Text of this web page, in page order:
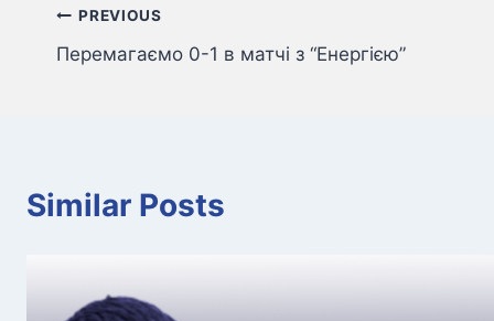
Навігація
записів
PREVIOUS
Перемагаємо 0-1 в матчі з “Енергією”
Similar Posts